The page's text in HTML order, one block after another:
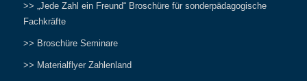
>> „Jede Zahl ein Freund“ Broschüre für sonderpädagogische
Fachkräfte
>> Broschüre Seminare
>> Materialflyer Zahlenland